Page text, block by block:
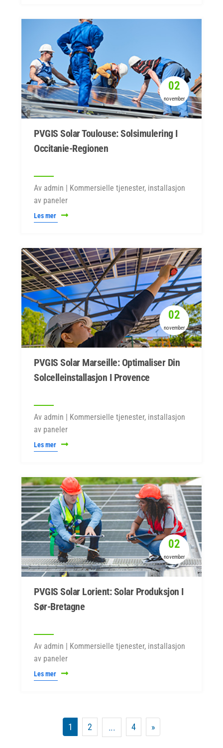
02
november
PVGIS Solar Toulouse: Solsimulering I
Occitanie-Regionen
Av admin | Kommersielle tjenester, installasjon
av paneler
Les mer
02
november
PVGIS Solar Marseille: Optimaliser Din
Solcelleinstallasjon I Provence
Av admin | Kommersielle tjenester, installasjon
av paneler
Les mer
02
november
PVGIS Solar Lorient: Solar Produksjon I
Sør-Bretagne
Av admin | Kommersielle tjenester, installasjon
av paneler
Les mer
1 2 ... 4 »